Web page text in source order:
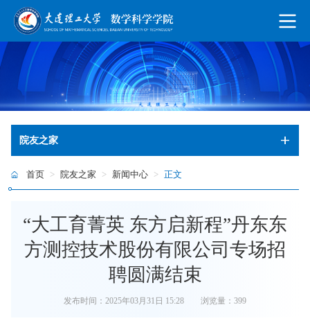
院友之家
首页 > 院友之家 > 新闻中心 > 正文
“大工育菁英 东方启新程”丹东东
方测控技术股份有限公司专场招
聘圆满结束
发布时间：2025年03月31日 15:28 浏览量： 399